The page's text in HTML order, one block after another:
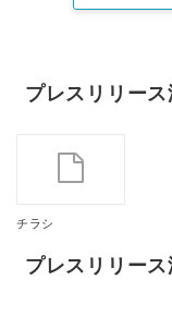
プレスリリー
チラシ
プレスリリー